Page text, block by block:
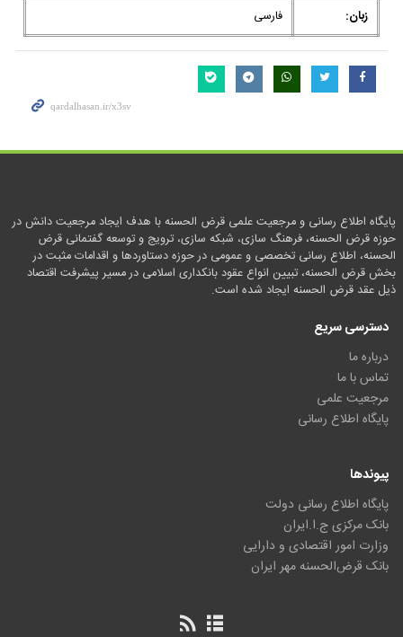
زبان:
فارسی
پایگاه اطلاع رسانی و مرجعیت علمی قرض الحسنه با هدف ایجاد مرجعیت دانش در
حوزه قرض الحسنه، فرهنگ سازی، شبکه سازی، ترویج و توسعه گفتمانی قرض
الحسنه، اطلاع رسانی تخصصی و عمومی در حوزه دستاوردها و اقدامات مثبت در
بخش قرض الحسنه، تبیین انواع عقود بانکداری اسلامی در مسیر پیشرفت اقتصاد
ذیل عقد قرض الحسنه ایجاد شده است.
دسترسی سریع
درباره ما
تماس با ما
مرجعیت علمی
پایگاه اطلاع رسانی
پیوندها
پایگاه اطلاع رسانی دولت
بانک مرکزی ج.ا.ایران
وزارت امور اقتصادی و دارایی
بانک قرض‌الحسنه مهر ایران